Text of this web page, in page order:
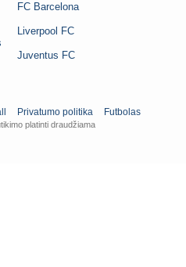
FC Barcelona
Liverpool FC
Juventus FC
Privatumo politika Futbolas
platinti draudžiama